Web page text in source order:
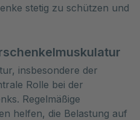
stetig zu schützen und
insbesondere der
Rolle bei der
Regelmäßige
helfen, die Belastung auf